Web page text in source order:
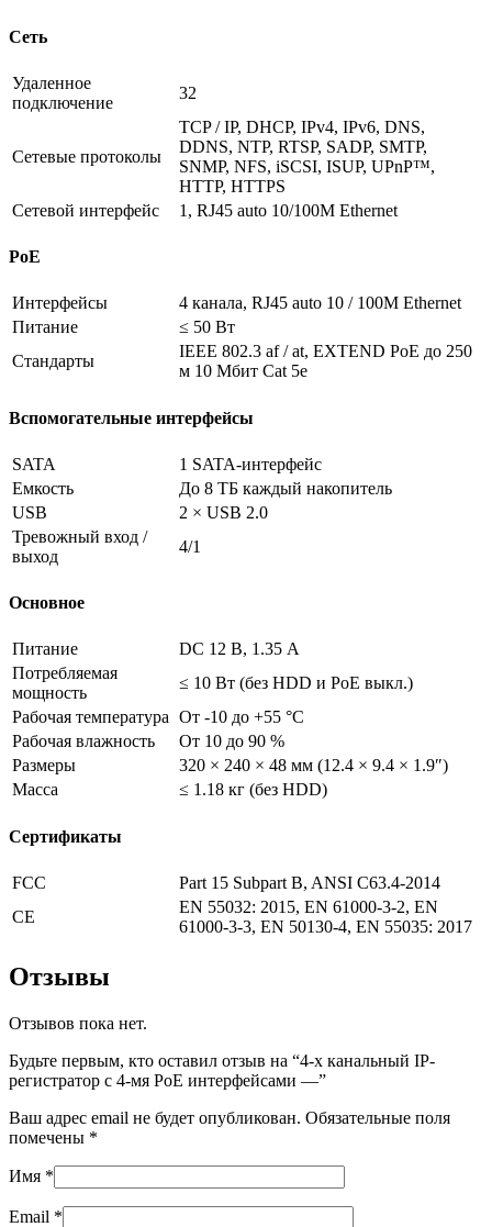
Сеть
Удаленное
подключение
32
Сетевые протоколы
TCP / IP, DHCP, IPv4, IPv6, DNS,
DDNS, NTP, RTSP, SADP, SMTP,
SNMP, NFS, iSCSI, ISUP, UPnP™,
HTTP, HTTPS
Сетевой интерфейс
1, RJ45 auto 10/100M Ethernet
PoE
Интерфейсы
4 канала, RJ45 auto 10 / 100M Ethernet
Питание
≤ 50 Вт
Стандарты
IEEE 802.3 af / at, EXTEND PoE до 250
м 10 Мбит Cat 5e
Вспомогательные интерфейсы
SATA
1 SATA-интерфейс
Емкость
До 8 ТБ каждый накопитель
USB
2 × USB 2.0
Тревожный вход /
выход
4/1
Основное
Питание
DC 12 В, 1.35 А
Потребляемая
мощность
≤ 10 Вт (без HDD и PoE выкл.)
Рабочая температура От -10 до +55 °C
Рабочая влажность
От 10 до 90 %
Размеры
320 × 240 × 48 мм (12.4 × 9.4 × 1.9″)
Масса
≤ 1.18 кг (без HDD)
Сертификаты
FCC
Part 15 Subpart B, ANSI C63.4-2014
CE
EN 55032: 2015, EN 61000-3-2, EN
61000-3-3, EN 50130-4, EN 55035: 2017
Отзывы
Отзывов пока нет.
Будьте первым, кто оставил отзыв на “4-х канальный IP-
регистратор c 4-мя PoE интерфейсами —”
Ваш адрес email не будет опубликован. Обязательные поля
помечены *
Имя *
Email *